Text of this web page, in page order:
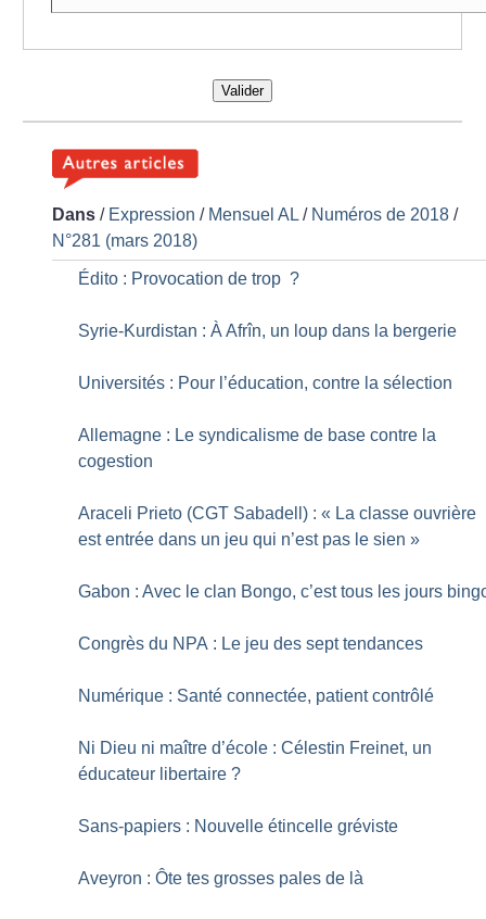
Valider
Dans / Expression / Mensuel AL / Numéros de 2018 /
N°281 (mars 2018)
Édito : Provocation de trop ?
Syrie-Kurdistan : À Afrîn, un loup dans la bergerie
Universités : Pour l’éducation, contre la sélection
Allemagne : Le syndicalisme de base contre la
cogestion
Araceli Prieto (CGT Sabadell) : « La classe ouvrière
est entrée dans un jeu qui n’est pas le sien »
Gabon : Avec le clan Bongo, c’est tous les jours
Congrès du NPA : Le jeu des sept tendances
Numérique : Santé connectée, patient contrôlé
Ni Dieu ni maître d’école : Célestin Freinet, un
éducateur libertaire ?
Sans-papiers : Nouvelle étincelle gréviste
Aveyron : Ôte tes grosses pales de là